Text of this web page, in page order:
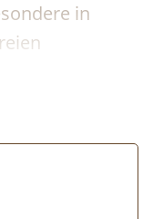
in
eigenen
ganz bei
darum ein